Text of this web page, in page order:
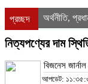
প্রচ্ছদ অর্থনীতি,
নিত্যপণ্যের দাম
বিজনেস
আপডেট: